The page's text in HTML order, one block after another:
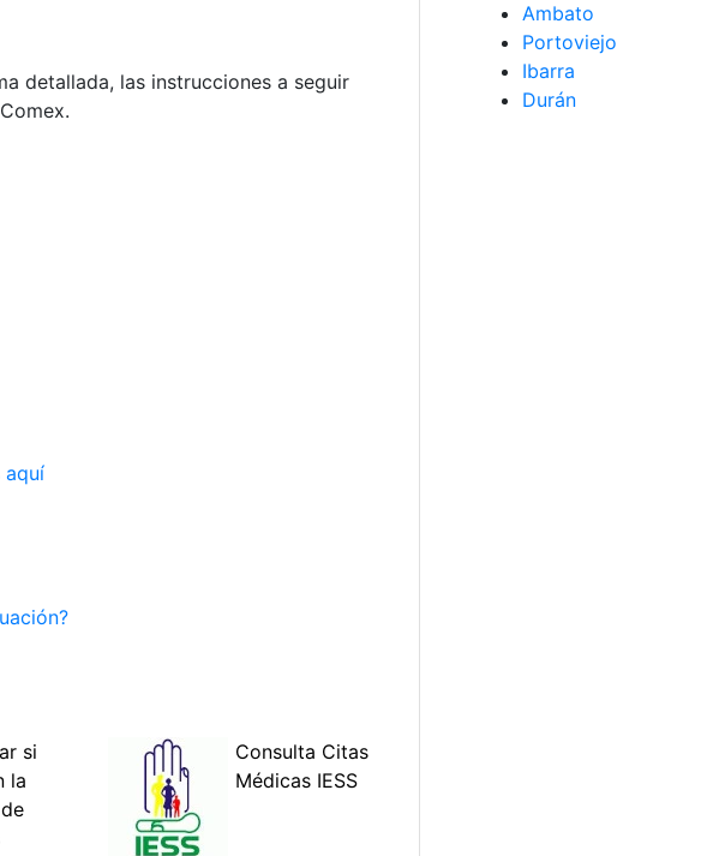
detallada, las instrucciones a seguir
aquí
Ambato
Portoviejo
Ibarra
Durán